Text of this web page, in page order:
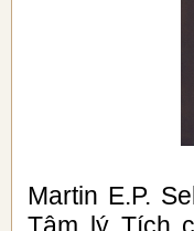
Martin E.P.
Tâm lý Tích